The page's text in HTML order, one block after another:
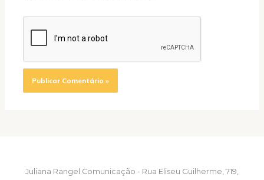
Juliana Rangel Comunicação - Rua Eliseu Guilherme, 719,